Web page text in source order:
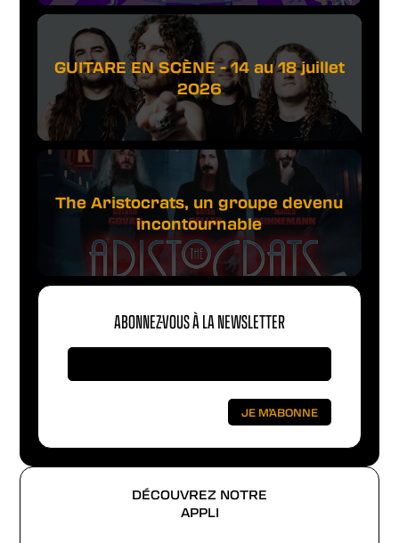
DÉCOUVREZ NOTRE
APPLI
GUITARE EN SCÈNE - 14 au 18 juillet
2026
The Aristocrats, un groupe devenu
incontournable
ABONNEZ-VOUS À LA NEWSLETTER